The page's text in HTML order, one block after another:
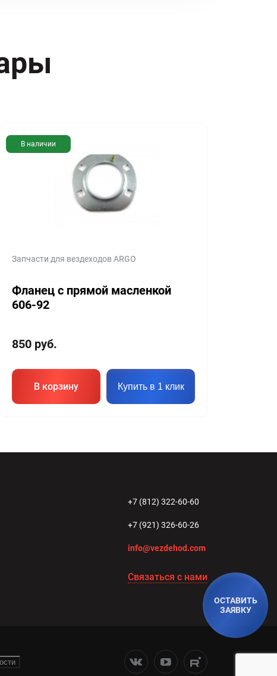
ОСТАВИТЬ
ЗАЯВКУ
В наличии
Запчасти для вездеходов ARGO
Фланец с прямой масленкой
606-92
850 руб.
В корзину Купить в 1 клик
+7 (812) 322-60-60
+7 (921) 326-60-26
info@vezdehod.com
Связаться с нами